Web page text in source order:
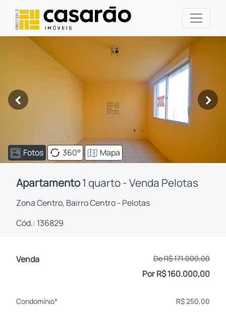
< >
Fotos 360° Mapa
Apartamento1 quarto - Venda Pelotas
Zona Centro, Bairro Centro - Pelotas
Cód.: 136829
Venda De R$ 171.000,00
Por R$ 160.000,00
Condomínio*
R$ 250,00